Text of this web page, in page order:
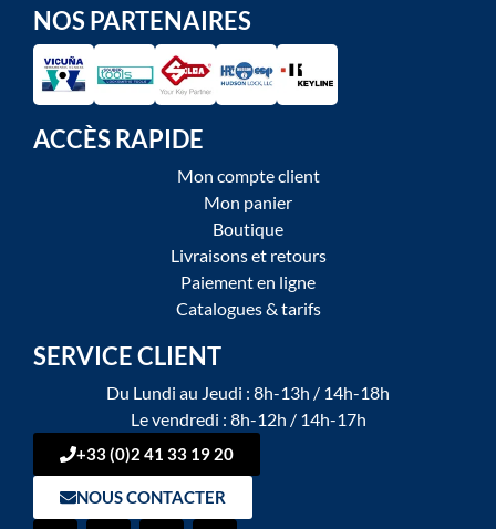
NOS PARTENAIRES
ACCÈS RAPIDE
Mon compte client
Mon panier
Boutique
Livraisons et retours
Paiement en ligne
Catalogues & tarifs
SERVICE CLIENT
Du Lundi au Jeudi : 8h-13h / 14h-18h
Le vendredi : 8h-12h / 14h-17h
+33 (0)2 41 33 19 20
NOUS CONTACTER